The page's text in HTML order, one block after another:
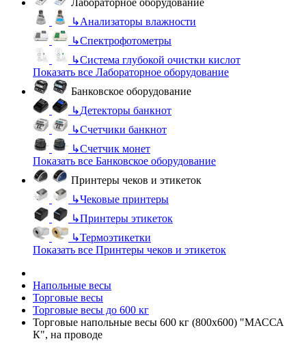
↳Анализаторы влажности
↳Спектрофотометры
↳Система глубокой очистки кислот
Показать все Лабораторное оборудование
Банковское оборудование
↳Детекторы банкнот
↳Счетчики банкнот
↳Счетчик монет
Показать все Банковское оборудование
Принтеры чеков и этикеток
↳Чековые принтеры
↳Принтеры этикеток
↳Термоэтикетки
Показать все Принтеры чеков и этикеток
Напольные весы
Торговые весы
Торговые весы до 600 кг
Торговые напольные весы 600 кг (800х600) "МАССА
К", на проводе